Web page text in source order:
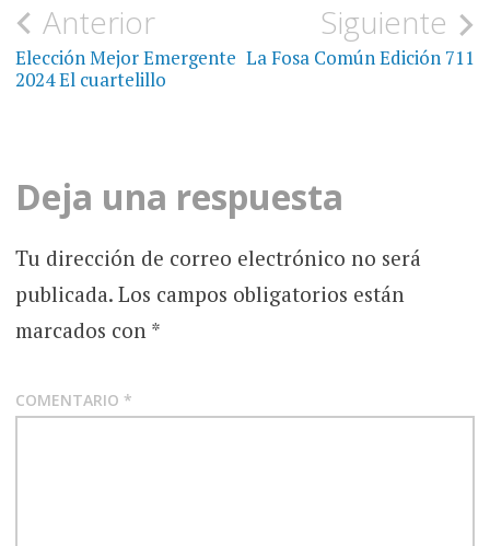
Navegación
de
Anterior
Elección Mejor Emergente
2024 El cuartelillo
Siguiente
La Fosa Común Edición 711
Deja una respuesta
Tu dirección de correo electrónico no será
publicada. Los campos obligatorios están
marcados con *
COMENTARIO *